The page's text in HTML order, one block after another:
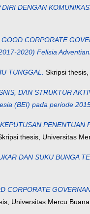
DENGAN
CORPORATE
2020) Felisia
TUNGGAL. Skripsi
DAN STRUKTUR
(BEI) pada periode
PENENTUAN
thesis, Universitas
DAN SUKU BUNGA
CORPORATE
Universitas Mercu